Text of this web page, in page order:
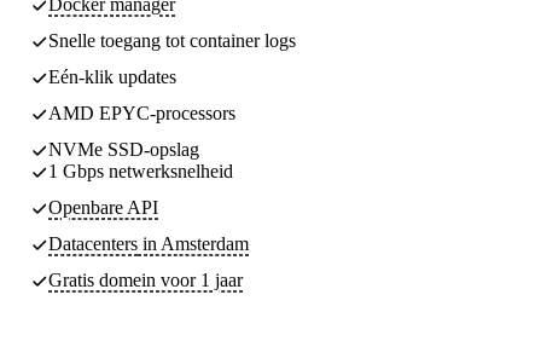
Snelle toegang tot container logs
Eén-klik updates
AMD EPYC-processors
NVMe SSD-opslag
1 Gbps netwerksnelheid
Openbare API
Datacenters in Amsterdam
Gratis domein voor 1 jaar